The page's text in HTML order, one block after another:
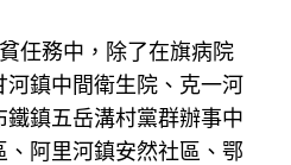
務中，除了在旗病院
鎮中間衛生院、克一河
鎮五岳溝村黨群辦事中
、阿里河鎮安然社區、鄂